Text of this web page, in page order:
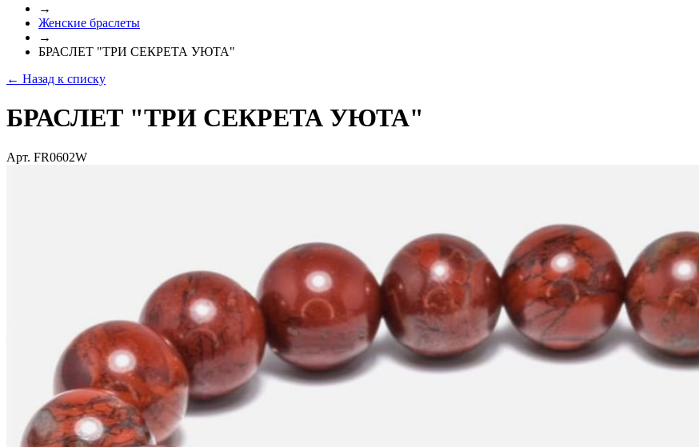
→
Женские браслеты
→
БРАСЛЕТ "ТРИ СЕКРЕТА УЮТА"
← Назад к списку
БРАСЛЕТ "ТРИ СЕКРЕТА УЮТА"
Арт. FR0602W